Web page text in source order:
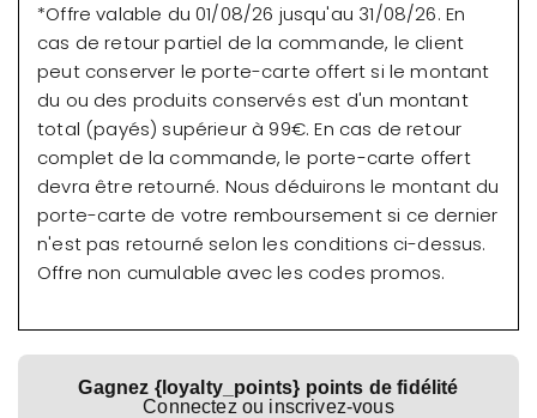
*Offre valable du 01/08/26 jusqu'au 31/08/26. En
cas de retour partiel de la commande, le client
peut conserver le porte-carte offert si le montant
du ou des produits conservés est d'un montant
total (payés) supérieur à 99€. En cas de retour
complet de la commande, le porte-carte offert
devra être retourné. Nous déduirons le montant du
porte-carte de votre remboursement si ce dernier
n'est pas retourné selon les conditions ci-dessus.
Offre non cumulable avec les codes promos.
Gagnez {loyalty_points} points de fidélité
Connectez ou inscrivez-vous